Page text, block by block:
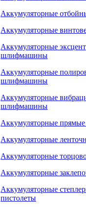
Аккумуляторные
Аккумуляторные
Аккумуляторные
шлифмашины
Аккумуляторные
шлифмашины
Аккумуляторные
шлифмашины
Аккумуляторные
Аккумуляторные
Аккумуляторные
Аккумуляторные
Аккумуляторные
пистолеты